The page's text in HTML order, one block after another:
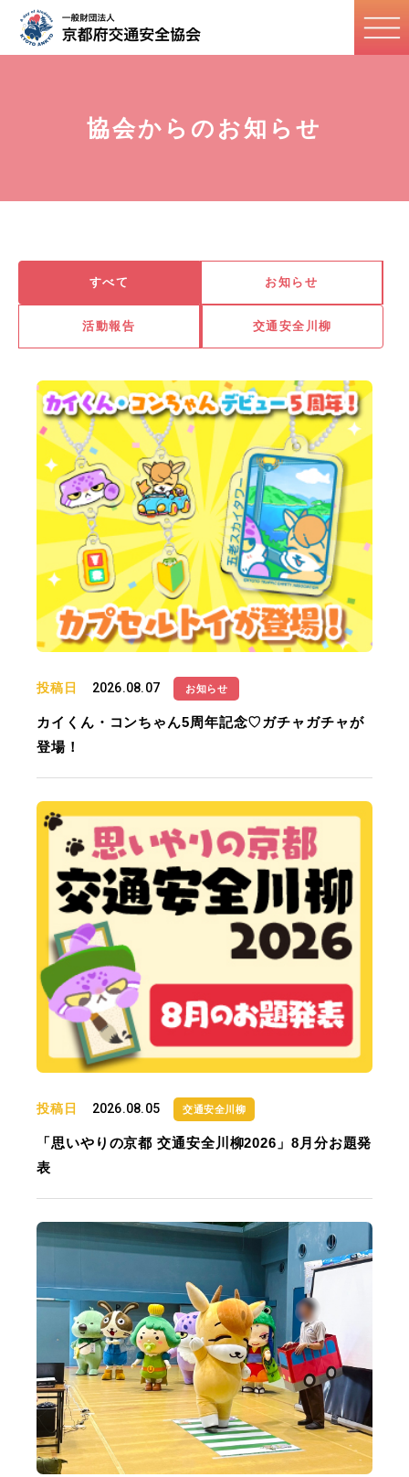
協会からのお知らせ
すべて お知らせ
活動報告 交通安全川柳
投稿日 2026.08.07 お知らせ
カイくん・コンちゃん5周年記念♡ガチャガチャが
登場！
投稿日 2026.08.05 交通安全川柳
「思いやりの京都 交通安全川柳2026」8月分お題発
表